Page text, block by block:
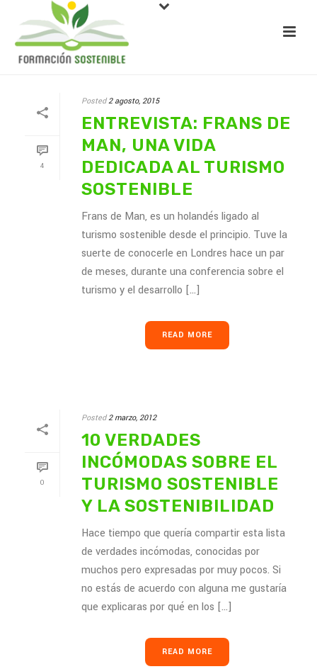
4
Posted 2 agosto, 2015
ENTREVISTA: FRANS DE
MAN, UNA VIDA
DEDICADA AL TURISMO
SOSTENIBLE
Frans de Man, es un holandés ligado al
turismo sostenible desde el principio. Tuve la
suerte de conocerle en Londres hace un par
de meses, durante una conferencia sobre el
turismo y el desarrollo [...]
READ MORE
0
Posted 2 marzo, 2012
10 VERDADES
INCÓMODAS SOBRE EL
TURISMO SOSTENIBLE
Y LA SOSTENIBILIDAD
Hace tiempo que quería compartir esta lista
de verdades incómodas, conocidas por
muchos pero expresadas por muy pocos. Si
no estás de acuerdo con alguna me gustaría
que explicaras por qué en los [...]
READ MORE